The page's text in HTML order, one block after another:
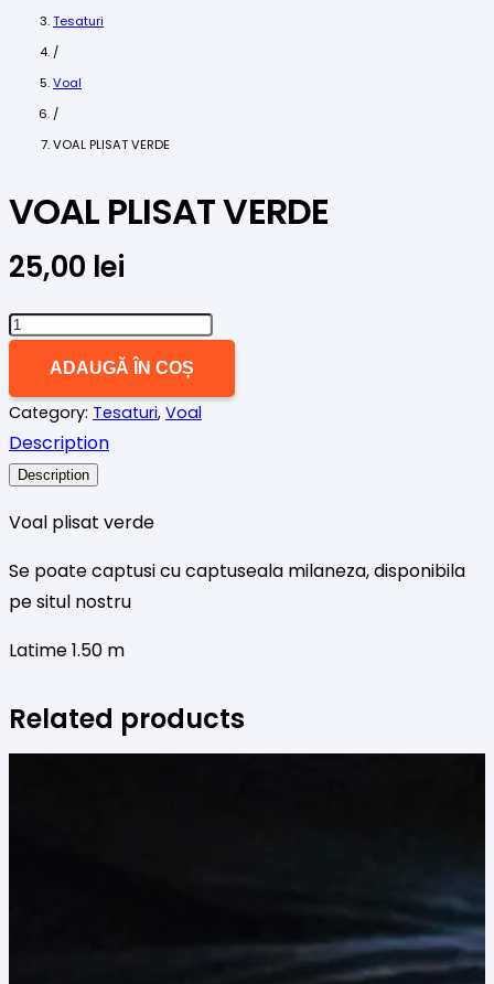
Tesaturi
/
Voal
/
VOAL PLISAT VERDE
VOAL PLISAT VERDE
25,00 lei
Cantitate
VERDE
ADAUGĂ ÎN COȘ
Category: Tesaturi, Voal
Description
Description
Voal plisat verde
Se poate captusi cu captuseala milaneza, disponibila
pe situl nostru
Latime 1.50 m
Related products